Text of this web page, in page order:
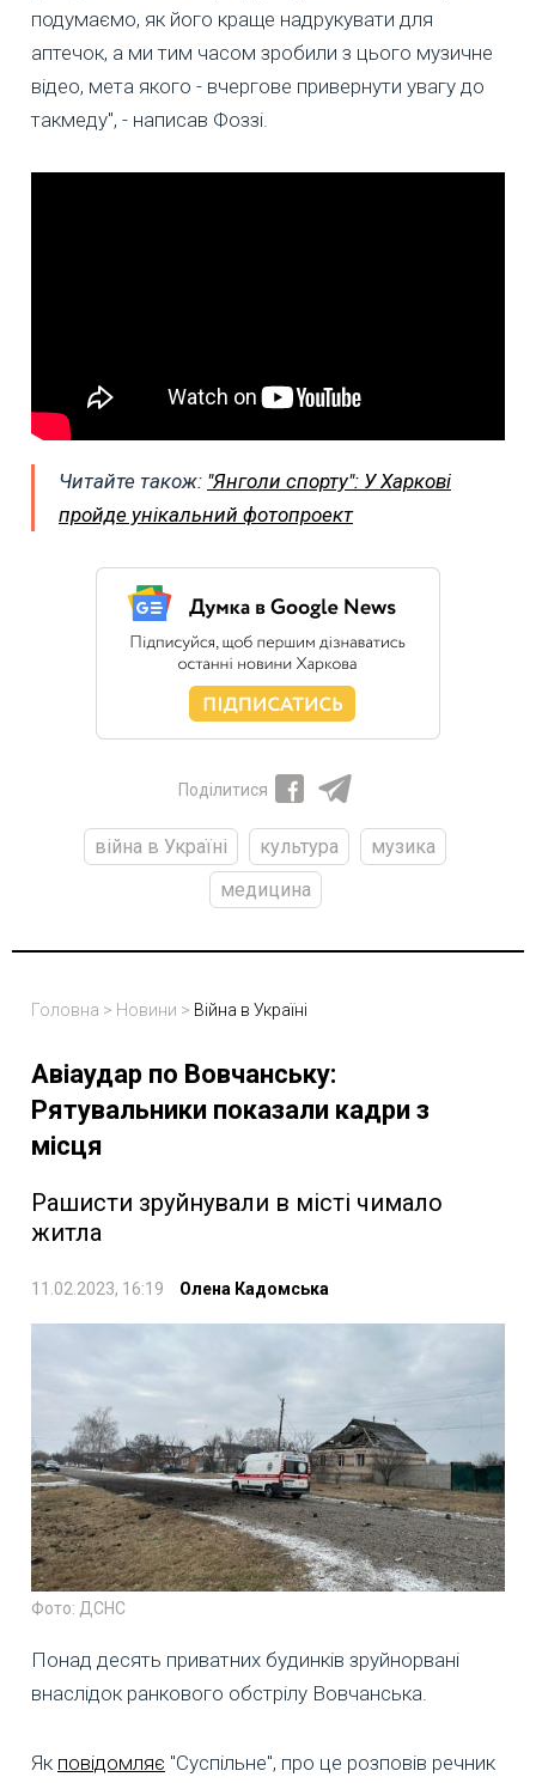
подумаємо, як його краще надрукувати для
аптечок, а ми тим часом зробили з цього музичне
відео, мета якого - вчергове привернути увагу до
такмеду", - написав Фоззі.
Читайте також: "Янголи спорту": У Харкові
пройде унікальний фотопроект
Поділитися
війна в Україні культура
музика
медицина
Головна > Новини > Війна в Україні
Авіаудар по Вовчанську:
Рятувальники показали кадри з
місця
Рашисти зруйнували в місті чимало
житла
11.02.2023, 16:19 Олена Кадомська
Фото: ДСНС
Понад десять приватних будинків зруйнорвані
внаслідок ранкового обстрілу Вовчанська.
Як повідомляє "Суспільне", про це розповів речник